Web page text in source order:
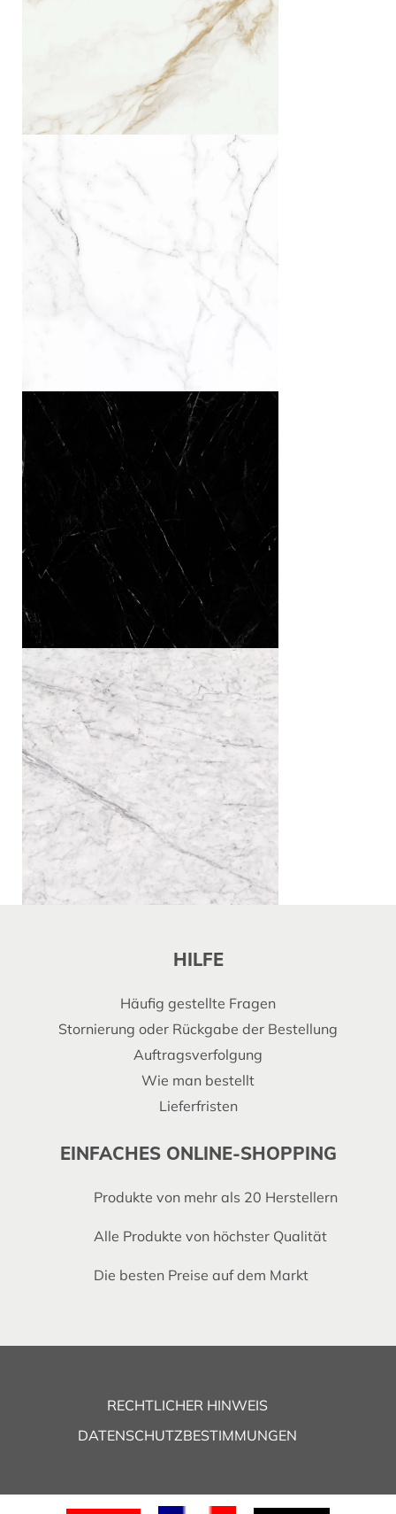
HILFE
Häufig gestellte Fragen
Stornierung oder Rückgabe der Bestellung
Auftragsverfolgung
Wie man bestellt
Lieferfristen
EINFACHES ONLINE-SHOPPING
Produkte von mehr als 20 Herstellern
Alle Produkte von höchster Qualität
Die besten Preise auf dem Markt
RECHTLICHER HINWEIS
DATENSCHUTZBESTIMMUNGEN